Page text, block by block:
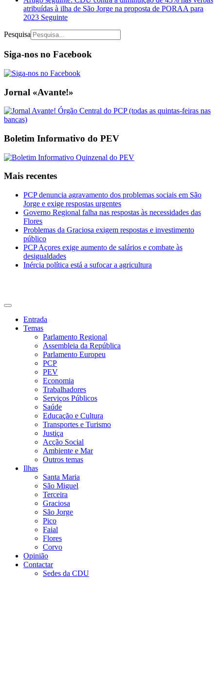
atribuídas à ilha de São Jorge na proposta de PORAA para
2023 Seguinte
Pesquisa
Siga-nos no Facebook
Jornal «Avante!»
Boletim Informativo do PEV
Mais recentes
PCP denuncia agravamento dos problemas sociais em São
Jorge e exige respostas urgentes
Governo Regional falha nas respostas às necessidades das
Flores
Problemas da Graciosa exigem respostas e investimento
público
PCP Açores exige aumento de salários e combate às
desigualdades
Inércia política está a sufocar a agricultura
Entrada
Temas
Parlamento Regional
Assembleia da República
Parlamento Europeu
PCP
PEV
Economia
Trabalhadores
Serviços Públicos
Saúde
Educação e Cultura
Transportes e Turismo
Justiça
Acção Social
Ambiente e Mar
Outros temas
Ilhas
Santa Maria
São Miguel
Terceira
Graciosa
São Jorge
Pico
Faial
Flores
Corvo
Opinião
Contactar
Sedes da CDU